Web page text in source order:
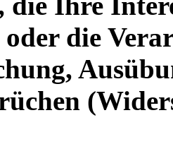
die